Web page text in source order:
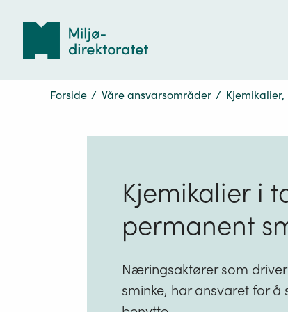
Forside / Våre ansvarsområder /
Kjemikalier i
permanent
Næringsaktører som
sminke, har ansvaret for å